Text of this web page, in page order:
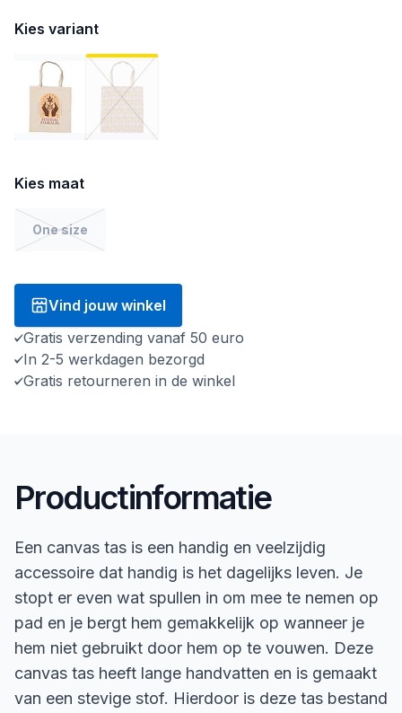
Kies variant
Kies maat
One size
Vind jouw winkel
Gratis verzending vanaf 50 euro
In 2-5 werkdagen bezorgd
Gratis retourneren in de winkel
Productinformatie
Een canvas tas is een handig en veelzijdig
accessoire dat handig is het dagelijks leven. Je
stopt er even wat spullen in om mee te nemen op
pad en je bergt hem gemakkelijk op wanneer je
hem niet gebruikt door hem op te vouwen. Deze
canvas tas heeft lange handvatten en is gemaakt
van een stevige stof. Hierdoor is deze tas bestand